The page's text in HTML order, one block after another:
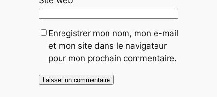
Enregistrer mon nom, mon e-mail
et mon site dans le navigateur
pour mon prochain commentaire.